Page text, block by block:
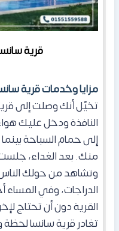
قرية
مزايا وخدمات قرية
تخيّل أنك وصلت إلى
النافذة ودخل عليك
إلى حمام السباحة بينما
منك. بعد الغداء،
وتشاهد من حولك
الدراجات، وفي المساء
القرية دون أن تحتاج
تغادر قرية سانسا